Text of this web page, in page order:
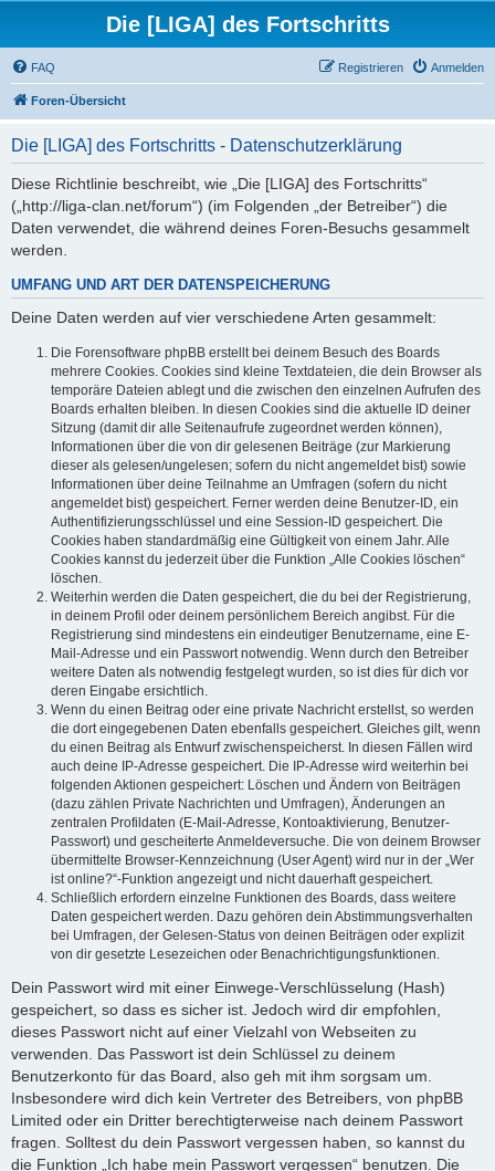
Die [LIGA] des Fortschritts
FAQ Anmelden
Registrieren
Foren-Übersicht
Die [LIGA] des Fortschritts - Datenschutzerklärung
Diese Richtlinie beschreibt, wie „Die [LIGA] des Fortschritts“
(„http://liga-clan.net/forum“) (im Folgenden „der Betreiber“) die
Daten verwendet, die während deines Foren-Besuchs gesammelt
werden.
UMFANG UND ART DER DATENSPEICHERUNG
Deine Daten werden auf vier verschiedene Arten gesammelt:
Die Forensoftware phpBB erstellt bei deinem Besuch des Boards
mehrere Cookies. Cookies sind kleine Textdateien, die dein Browser als
temporäre Dateien ablegt und die zwischen den einzelnen Aufrufen des
Boards erhalten bleiben. In diesen Cookies sind die aktuelle ID deiner
Sitzung (damit dir alle Seitenaufrufe zugeordnet werden können),
Informationen über die von dir gelesenen Beiträge (zur Markierung
dieser als gelesen/ungelesen; sofern du nicht angemeldet bist) sowie
Informationen über deine Teilnahme an Umfragen (sofern du nicht
angemeldet bist) gespeichert. Ferner werden deine Benutzer-ID, ein
Authentifizierungsschlüssel und eine Session-ID gespeichert. Die
Cookies haben standardmäßig eine Gültigkeit von einem Jahr. Alle
Cookies kannst du jederzeit über die Funktion „Alle Cookies löschen“
löschen.
Weiterhin werden die Daten gespeichert, die du bei der Registrierung,
in deinem Profil oder deinem persönlichem Bereich angibst. Für die
Registrierung sind mindestens ein eindeutiger Benutzername, eine E-
Mail-Adresse und ein Passwort notwendig. Wenn durch den Betreiber
weitere Daten als notwendig festgelegt wurden, so ist dies für dich vor
deren Eingabe ersichtlich.
Wenn du einen Beitrag oder eine private Nachricht erstellst, so werden
die dort eingegebenen Daten ebenfalls gespeichert. Gleiches gilt, wenn
du einen Beitrag als Entwurf zwischenspeicherst. In diesen Fällen wird
auch deine IP-Adresse gespeichert. Die IP-Adresse wird weiterhin bei
folgenden Aktionen gespeichert: Löschen und Ändern von Beiträgen
(dazu zählen Private Nachrichten und Umfragen), Änderungen an
zentralen Profildaten (E-Mail-Adresse, Kontoaktivierung, Benutzer-
Passwort) und gescheiterte Anmeldeversuche. Die von deinem Browser
übermittelte Browser-Kennzeichnung (User Agent) wird nur in der „Wer
ist online?“-Funktion angezeigt und nicht dauerhaft gespeichert.
Schließlich erfordern einzelne Funktionen des Boards, dass weitere
Daten gespeichert werden. Dazu gehören dein Abstimmungsverhalten
bei Umfragen, der Gelesen-Status von deinen Beiträgen oder explizit
von dir gesetzte Lesezeichen oder Benachrichtigungsfunktionen.
Dein Passwort wird mit einer Einwege-Verschlüsselung (Hash)
gespeichert, so dass es sicher ist. Jedoch wird dir empfohlen,
dieses Passwort nicht auf einer Vielzahl von Webseiten zu
verwenden. Das Passwort ist dein Schlüssel zu deinem
Benutzerkonto für das Board, also geh mit ihm sorgsam um.
Insbesondere wird dich kein Vertreter des Betreibers, von phpBB
Limited oder ein Dritter berechtigterweise nach deinem Passwort
fragen. Solltest du dein Passwort vergessen haben, so kannst du
die Funktion „Ich habe mein Passwort vergessen“ benutzen. Die